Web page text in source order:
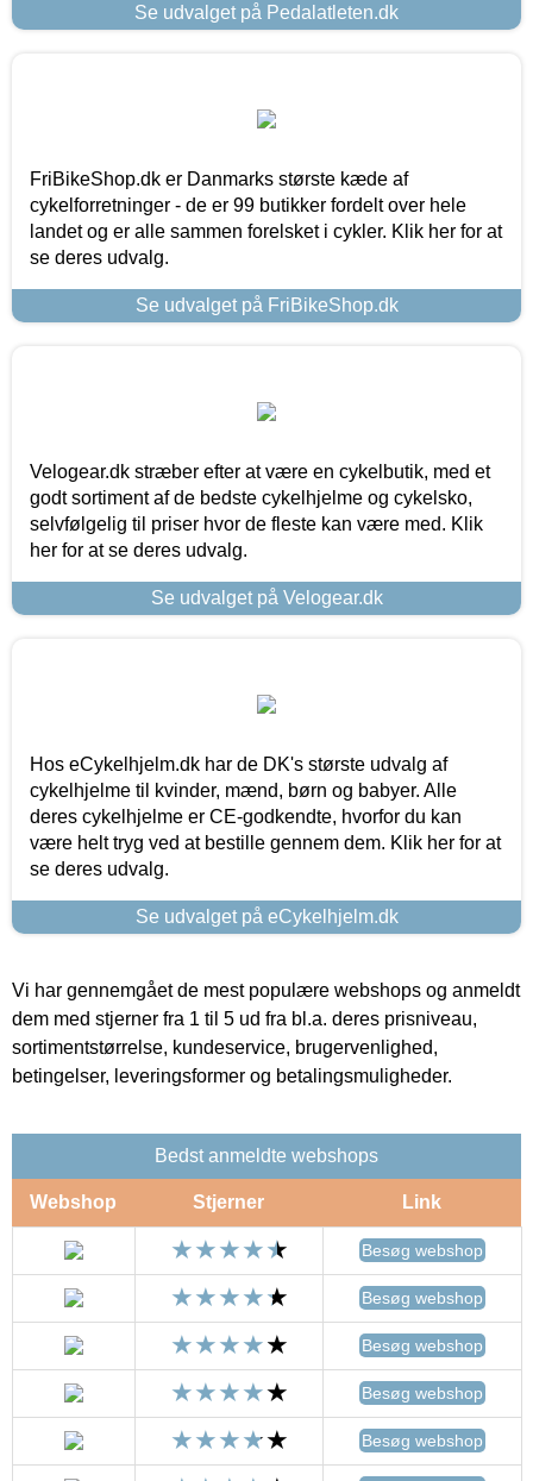
Se udvalget på Pedalatleten.dk
FriBikeShop.dk er Danmarks største kæde af
cykelforretninger - de er 99 butikker fordelt over hele
landet og er alle sammen forelsket i cykler. Klik her for at
se deres udvalg.
Se udvalget på FriBikeShop.dk
Velogear.dk stræber efter at være en cykelbutik, med et
godt sortiment af de bedste cykelhjelme og cykelsko,
selvfølgelig til priser hvor de fleste kan være med. Klik
her for at se deres udvalg.
Se udvalget på Velogear.dk
Hos eCykelhjelm.dk har de DK's største udvalg af
cykelhjelme til kvinder, mænd, børn og babyer. Alle
deres cykelhjelme er CE-godkendte, hvorfor du kan
være helt tryg ved at bestille gennem dem. Klik her for at
se deres udvalg.
Se udvalget på eCykelhjelm.dk
Vi har gennemgået de mest populære webshops og anmeldt
dem med stjerner fra 1 til 5 ud fra bl.a. deres prisniveau,
sortimentstørrelse, kundeservice, brugervenlighed,
betingelser, leveringsformer og betalingsmuligheder.
Bedst anmeldte webshops
Webshop Stjerner Link
Besøg webshop
Besøg webshop
Besøg webshop
Besøg webshop
Besøg webshop